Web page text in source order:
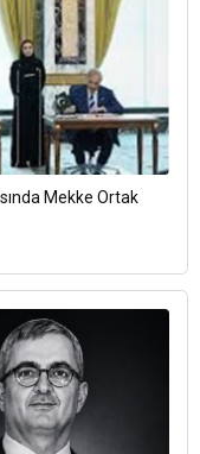
Mekke Ortak